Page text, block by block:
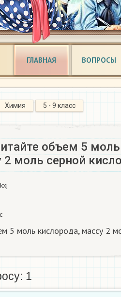
ГЛАВНАЯ ВОПРОСЫ
Химия 5 - 9 класс
объем 5
2 моль серной
5 моль кислорода, массу 2
1